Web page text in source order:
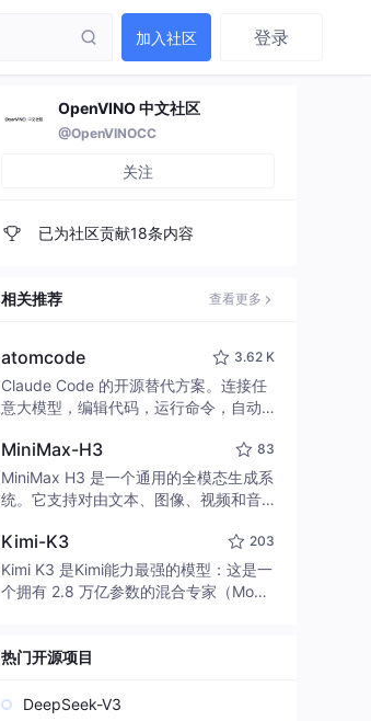
加入社区 登录
OpenVINO 中文社区
@OpenVINOCC
关注
已为社区贡献18条内容
相关推荐 查看更多
atomcode 3.62 K
Claude Code 的开源替代方案。连接任
意大模型，编辑代码，运行命令，自动
致性能。 ｜ An open-source alternativ
e to Claude Code. Connect any LLM,
edit code, run commands, and verify
MiniMax-H3 83
MiniMax H3 是一个通用的全模态生成系
统。它支持对由文本、图像、视频和音
并能生成分辨率高达 2K、时长可达 15
秒的带原生立体声音频的视频。得益于
面向任务泛化的系统设计，H3 在预训练
模态指令。
Kimi-K3 203
Kimi K3 是Kimi能力最强的模型：这是一
个拥有 2.8 万亿参数的混合专家（Mo
热门开源项目
DeepSeek-V3